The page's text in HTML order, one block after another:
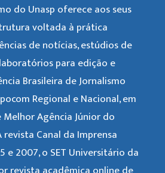
do Unasp oferece aos seus
voltada à prática
de notícias, estúdios de
para edição e
Brasileira de Jornalismo
Regional e Nacional, em
Melhor Agência Júnior do
revista Canal da Imprensa
e 2007, o SET Universitário da